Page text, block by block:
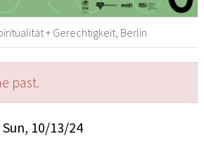
+ Gerechtigkeit, Berlin
past.
10/13/24